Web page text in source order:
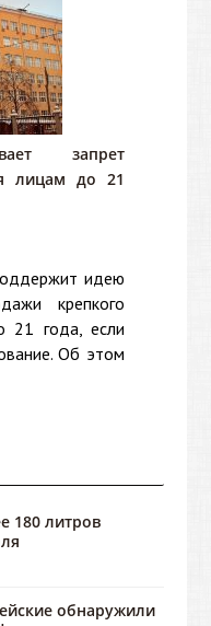
запрет
лицам до 21
идею
крепкого
21 года, если
Об этом
180 литров
обнаружили